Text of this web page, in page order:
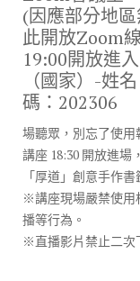
(因應部分地
此開放Zoom
19:00開放進
（國家）-姓
碼：202306
場聽眾，別忘了使用
講座 18:30 開放進場
「厚道」創意手作
※講座現場嚴禁使用
播等行為。
※直播影片禁止二次